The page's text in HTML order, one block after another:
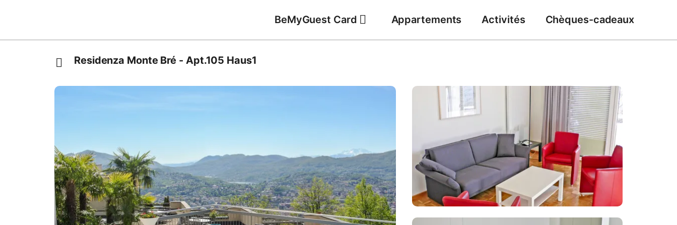
BeMyGuest Card Appartements Activités Chèques-cadeaux
Residenza Monte Bré - Apt.105 Haus1